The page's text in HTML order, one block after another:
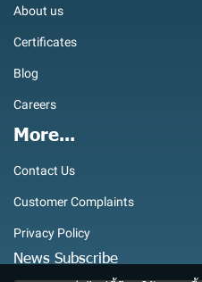
About us
Certificates
Blog
Careers
More...
Contact Us
Customer Complaints
Privacy Policy
News Subscribe